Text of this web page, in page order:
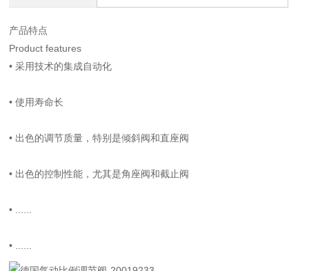
产品特点
Product features
•采用技术的集成自动化
•使用寿命长
• 出色的调节质量，特别是倾斜阀和直座阀
• 出色的控制性能，尤其是角座阀和截止阀
•
•